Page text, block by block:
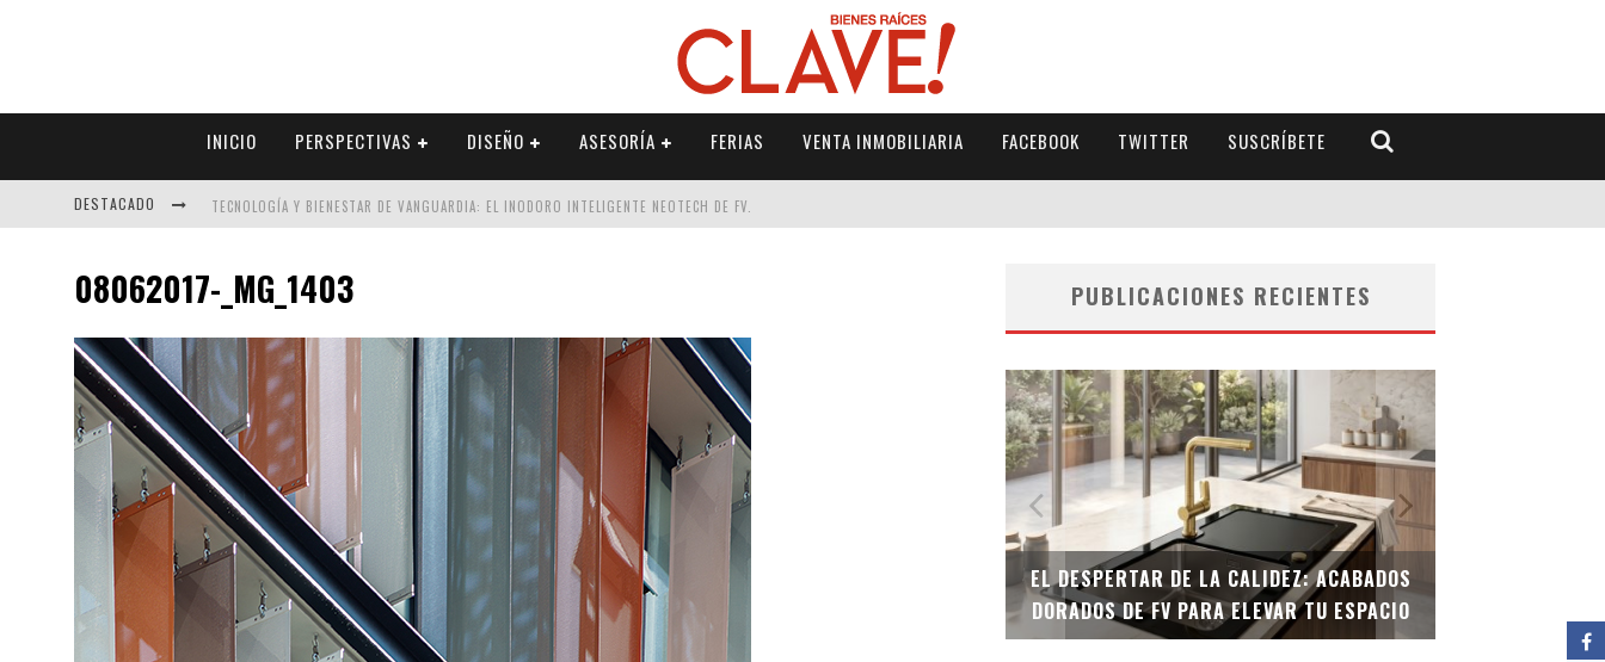
INICIO PERSPECTIVAS DISEÑO ASESORÍA FERIAS VENTA INMOBILIARIA FACEBOOK TWITTER SUSCRÍBETE
DESTACADO TECNOLOGÍA Y BIENESTAR DE VANGUARDIA: EL INODORO INTELIGENTE NEOTECH DE FV.
ALEXANDRA BEDOYA – LA CONSTANCIA DETRÁS DE LA PALETERÍA
EL DESPERTAR DE LA CALIDEZ: ACABADOS DORADOS DE FV PARA ELEVAR TU ESPACIO
08062017-_MG_1403 PUBLICACIONES RECIENTES
SAINT-GOBAIN IMPTEK – XI CONVENCIÓN
EL DESPERTAR DE LA CALIDEZ: ACABADOS
DORADOS DE FV PARA ELEVAR TU ESPACIO